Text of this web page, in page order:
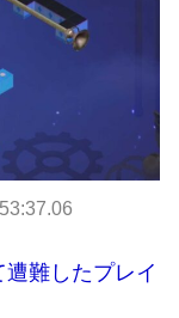
難したプレイ